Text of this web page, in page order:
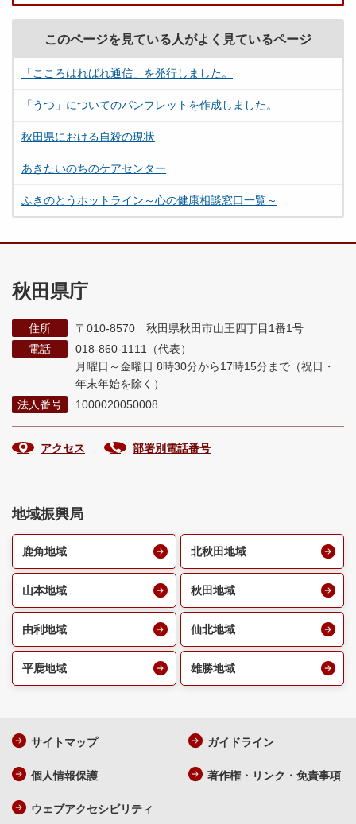
このページを見ている人がよく見ているページ
「こころはればれ通信」を発行しました。
「うつ」についてのパンフレットを作成しました。
秋田県における自殺の現状
あきたいのちのケアセンター
ふきのとうホットライン～心の健康相談窓口一覧～
秋田県庁
住所
〒010-8570 秋田県秋田市山王四丁目1番1号
電話
018-860-1111（代表）
月曜日～金曜日 8時30分から17時15分まで （祝日・
年末年始を除く）
法人番号
1000020050008
アクセス 部署別電話番号
地域振興局
鹿角地域 北秋田地域
山本地域 秋田地域
由利地域 仙北地域
平鹿地域 雄勝地域
サイトマップ ガイドライン
個人情報保護 著作権・リンク・免責事項
ウェブアクセシビリティ